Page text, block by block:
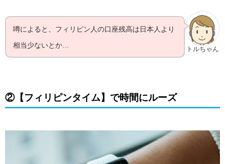
トルちゃん
噂によると、フィリピン人の口座残高は日本人より
相当少ないとか…
②【フィリピンタイム】で時間にルーズ